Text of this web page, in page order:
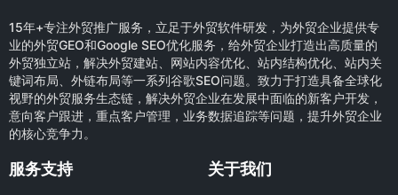
15年+专注外贸推广服务，立足于外贸软件研发，为外贸企业提供专
业的外贸GEO和Google SEO优化服务，给外贸企业打造出高质量的
外贸独立站，解决外贸建站、网站内容优化、站内结构优化、站内关
键词布局、外链布局等一系列谷歌SEO问题。致力于打造具备全球化
视野的外贸服务生态链，解决外贸企业在发展中面临的新客户开发，
意向客户跟进，重点客户管理，业务数据追踪等问题，提升外贸企业
的核心竞争力。
服务支持 关于我们